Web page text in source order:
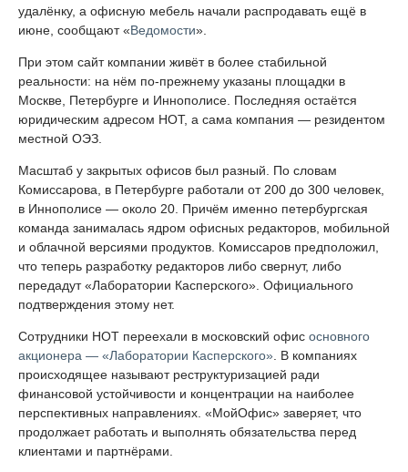
удалёнку, а офисную мебель начали распродавать ещё в
июне, сообщают «Ведомости».
При этом сайт компании живёт в более стабильной
реальности: на нём по-прежнему указаны площадки в
Москве, Петербурге и Иннополисе. Последняя остаётся
юридическим адресом НОТ, а сама компания — резидентом
местной ОЭЗ.
Масштаб у закрытых офисов был разный. По словам
Комиссарова, в Петербурге работали от 200 до 300 человек,
в Иннополисе — около 20. Причём именно петербургская
команда занималась ядром офисных редакторов, мобильной
и облачной версиями продуктов. Комиссаров предположил,
что теперь разработку редакторов либо свернут, либо
передадут «Лаборатории Касперского». Официального
подтверждения этому нет.
Сотрудники НОТ переехали в московский офис основного
акционера — «Лаборатории Касперского» . В компаниях
происходящее называют реструктуризацией ради
финансовой устойчивости и концентрации на наиболее
перспективных направлениях. «МойОфис» заверяет, что
продолжает работать и выполнять обязательства перед
клиентами и партнёрами.